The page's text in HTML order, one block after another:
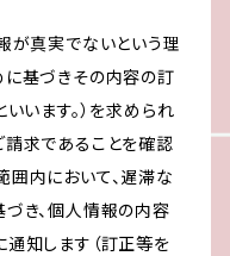
が真実でないという理
に基づきその内容の訂
います。）を求められ
請求であることを確認
囲内において、遅滞な
き、個人情報の内容
知します（訂正等を